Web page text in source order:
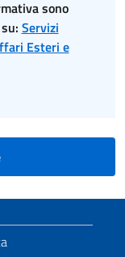
sono
Servizi
Esteri e